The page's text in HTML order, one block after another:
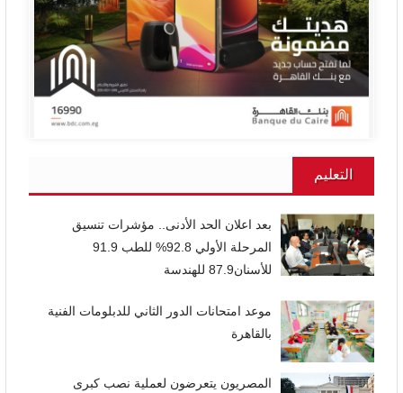
التعليم
بعد اعلان الحد الأدنى.. مؤشرات تنسيق
المرحلة الأولي 92.8% للطب 91.9
للأسنان87.9 للهندسة
موعد امتحانات الدور الثاني للدبلومات الفنية
بالقاهرة
المصريون يتعرضون لعملية نصب كبرى